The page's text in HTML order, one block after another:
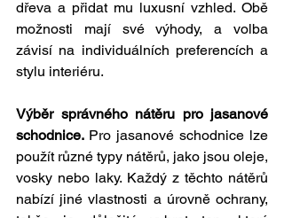
dřeva a přidat mu luxusní vzhled. Obě
možnosti mají své výhody, a volba
závisí na individuálních preferencích a
stylu interiéru.
Výběr správného nátěru pro jasanové
schodnice. Pro jasanové schodnice lze
použít různé typy nátěrů, jako jsou oleje,
vosky nebo laky. Každý z těchto nátěrů
nabízí jiné vlastnosti a úrovně ochrany,